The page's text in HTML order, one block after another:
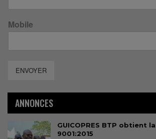
Mobile
ENVOYER
ANNONCES
GUICOPRES BTP obtient
9001:2015